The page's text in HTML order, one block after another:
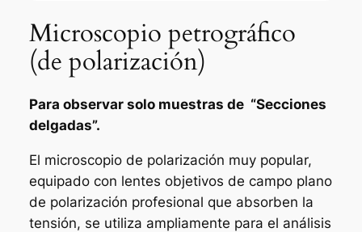
Microscopio petrográfico
(de polarización)
Para observar solo muestras de “Secciones
delgadas”.
El microscopio de polarización muy popular,
equipado con lentes objetivos de campo plano
de polarización profesional que absorben la
tensión, se utiliza ampliamente para el análisis